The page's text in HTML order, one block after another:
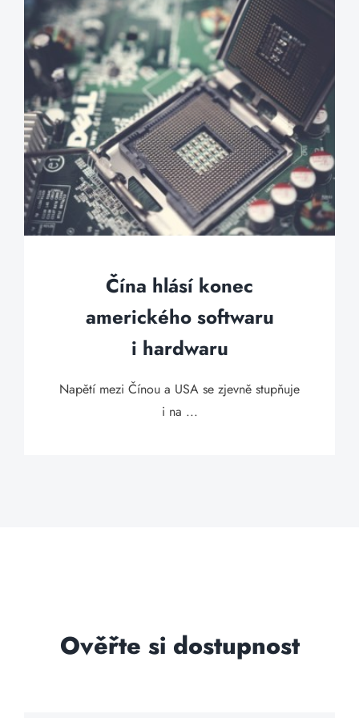
Čína hlásí konec
amerického softwaru
i hardwaru
Napětí mezi Čínou a USA se zjevně stupňuje
i na ...
Ověřte si dostupnost